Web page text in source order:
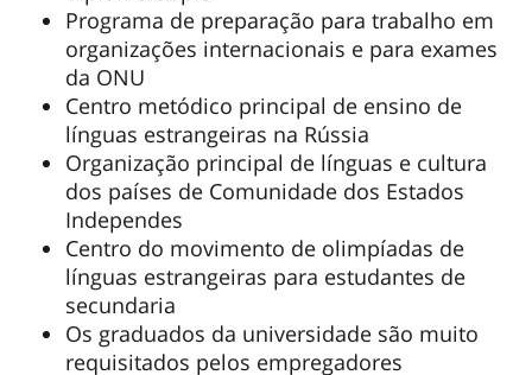
Programa de preparação para trabalho em
organizações internacionais e para exames
da ONU
Centro metódico principal de ensino de
línguas estrangeiras na Rússia
Organização principal de línguas e cultura
dos países de Comunidade dos Estados
Independes
Centro do movimento de olimpíadas de
línguas estrangeiras para estudantes de
secundaria
Os graduados da universidade são muito
requisitados pelos empregadores